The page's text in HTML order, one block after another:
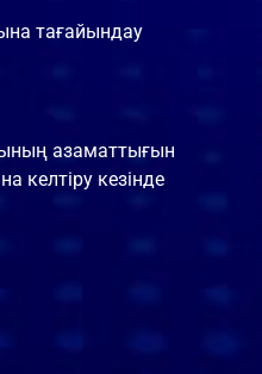
тағайындау
азаматтығын
келтіру кезінде